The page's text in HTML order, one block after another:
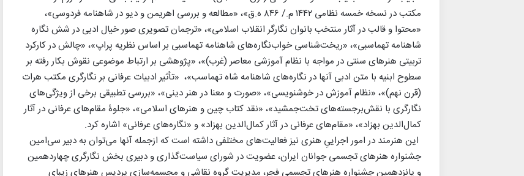
مکتب در نسخه خمسه نظامی ۱۴۴۲ م./ ۸۴۶ ه.ق»، «مطالعه و بررسی اهریمن و دیو در شاهنامه فردوسی»،
«محتوا و قالب در آثار منتخب بانوان نگارگر انقلاب اسلامی»، «ترجمان تصویری صور خیال ادبی در شش نگاره
شاهنامه تهماسبی»، «ریخت‌شناسی خواب‌نگاره‌های شاهنامه تهماسبی بر اساس نظریه پراپ»، «چالش در کارکرد
تربیتی هنرهای سنتی در مواجه با نظام آموزشی معاصر (غرب)»، «پژوهشی بر ارتباط موضوعی نقوش بکار رفته بر
سطوح ابنیه با متن ادبی آنها در نگاره‌های شاهنامه شاه تهماسب»، «تأثیر ادبیات عرفانی بر نگارگری مکتب هرات
(قرن نهم)»، «نظام آموزش در خوشنویسی»، «صورت و معنا در هنر دینی»، «بررسی تطبیقی برخی از ویژگی‌های
نگارگری با نقش‌برجسته‌های تخت‌جمشید»، «نقد کتاب چین و هنرهای اسلامی»، «جلوۀ مقام‌های عرفانی در آثار
کمال‌الدین بهزاد»، «مقام‌های عرفانی در آثار کمال‌الدین بهزاد» و «نگاره‌های عرفانی» اشاره کرد.
این هنرمند در امور اجراییِ هنری نیز فعالیت‌‌های مختلفی داشته است که ازجمله آنها می‌توان به دبیر سی‌امین
جشنواره هنرهای تجسمی جوانان ایران، عضویت در شورای سیاست‌گذاری و دبیری بخش نگارگری چهاردهمین
و پانزدهمین جشنواره هنرهای تجسمی فجر، مدیریت گروه نقاشی و مجسمه‌سازی پردیس هنرهای زیبای